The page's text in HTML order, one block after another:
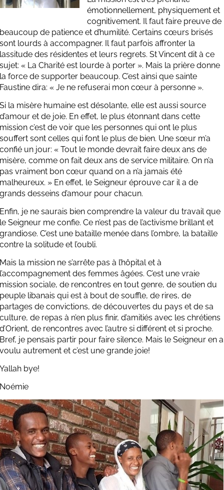
émotionnellement, physiquement et
cognitivement. Il faut faire preuve de
beaucoup de patience et d’humilité. Certains cœurs brisés
sont lourds à accompagner. Il faut parfois affronter la
lassitude des résidentes et leurs regrets. St Vincent dit à ce
sujet: « La Charité est lourde à porter ». Mais la prière donne
la force de supporter beaucoup. C’est ainsi que sainte
Faustine dira: « Je ne refuserai mon cœur à personne ».
Si la misère humaine est désolante, elle est aussi source
d’amour et de joie. En effet, le plus étonnant dans cette
mission c’est de voir que les personnes qui ont le plus
souffert sont celles qui font le plus de bien. Une sœur m’a
confié un jour: « Tout le monde devrait faire deux ans de
misère, comme on fait deux ans de service militaire. On n’a
pas vraiment bon cœur quand on a n’a jamais été
malheureux. » En effet, le Seigneur éprouve car il a de
grands desseins d’amour pour chacun.
Enfin, je ne saurais bien comprendre la valeur du travail que
le Seigneur me confie. Ce n’est pas de l’activisme brillant et
grandiose. C’est une bataille menée dans l’ombre, la bataille
contre la solitude et l’oubli.
Mais la mission ne s’arrête pas à l’hôpital et à
l’accompagnement des femmes âgées. C’est une vraie
mission sociale, de rencontres en tout genre, de soutien du
peuple libanais qui est à bout de souffle, de rires, de
partages de convictions, de découvertes du pays et de sa
culture, de repas à n’en plus finir, d’amitiés avec les chrétiens
d’Orient, de rencontres avec l’autre si différent et si proche.
Bref, je pensais partir pour faire silence. Mais le Seigneur en a
voulu autrement et c’est une grande joie!
Yallah bye!
Noémie